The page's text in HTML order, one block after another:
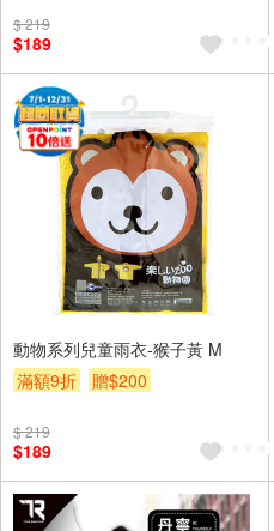
$ 219
$189
動物系列兒童雨衣-猴子黃 M
滿額9折
贈$200
$ 219
$189